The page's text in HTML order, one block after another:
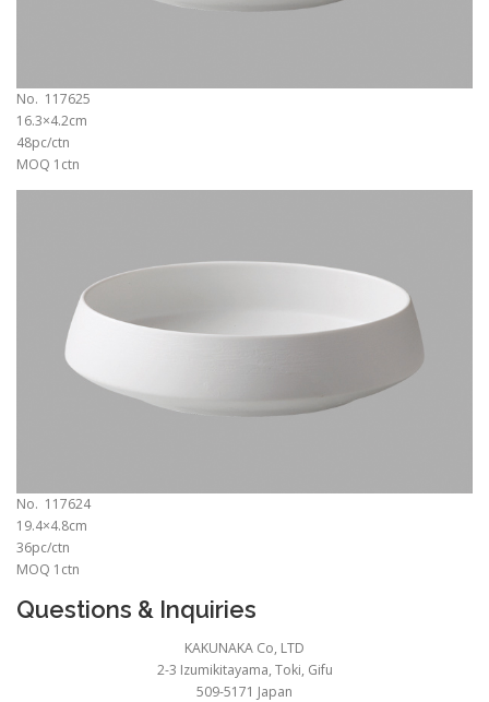
No. 117625
16.3×4.2cm
48pc/ctn
MOQ 1ctn
No. 117624
19.4×4.8cm
36pc/ctn
MOQ 1ctn
Questions & Inquiries
KAKUNAKA Co, LTD
2-3 Izumikitayama, Toki, Gifu
509-5171 Japan